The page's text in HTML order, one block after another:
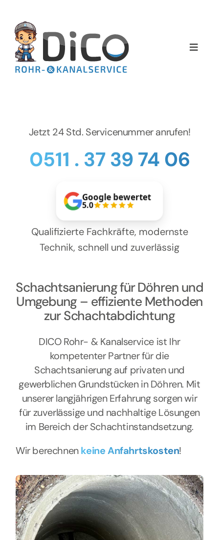
springen
Toggle
Home
Services
Preise
NEWS
Kontakt
Jetzt 24 Std. Servicenummer anrufen!
0511 . 37 39 74 06
Google bewertet
5.0
Qualifizierte Fachkräfte, modernste
Technik, schnell und zuverlässig
Schachtsanierung für Döhren und
Umgebung – effiziente Methoden
zur Schachtabdichtung
DICO Rohr- & Kanalservice ist Ihr
kompetenter Partner für die
Schachtsanierung auf privaten und
gewerblichen Grundstücken in Döhren. Mit
unserer langjährigen Erfahrung sorgen wir
für zuverlässige und nachhaltige Lösungen
im Bereich der Schachtinstandsetzung.
Wir berechnenkeine Anfahrtskosten!